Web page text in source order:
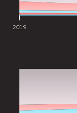
2019